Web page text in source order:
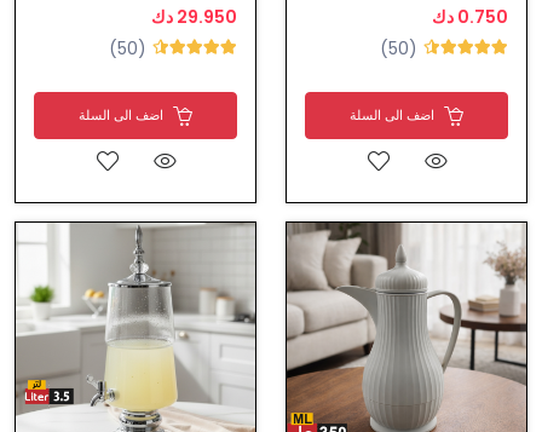
0.750 دك
(50)
اضف الى السلة
29.950 دك
(50)
اضف الى السلة